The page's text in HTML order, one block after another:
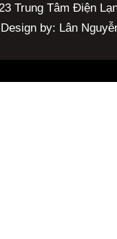
Trung Tâm Điện
Design by: Lân